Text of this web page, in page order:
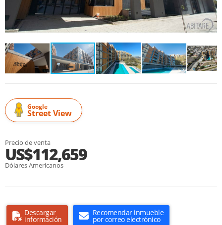
Google
Street View
Precio de venta
US$112,659
Dólares Americanos
Descargar
información
Recomendar inmueble
por correo electrónico